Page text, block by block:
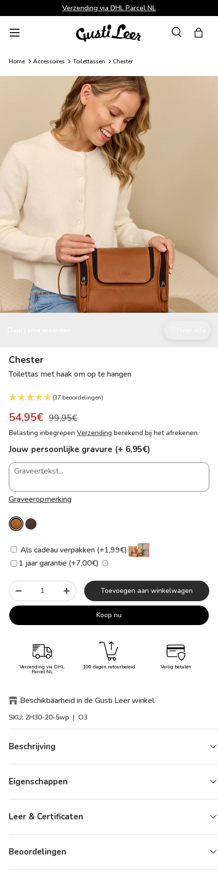
Ga naar inhoud
Verzending via DHL Parcel NL
ZoekenTas
Menu
Home Accessoires Toilettassen Chester
Chester
Toilettas met haak om op te hangen
(37 beoordelingen)
54,95€ 99,95€
Belasting inbegrepen Verzending berekend bij het afrekenen.
Jouw persoonlijke gravure (+ 6,95€)
Graveeropmerking
Als cadeau verpakken (+1,99€)
1 jaar garantie (+7,00€)
Aantal
-
+ Toevoegen aan winkelwagen
Koop nu
Verzending via DHL
Parcel NL
100 dagen retourbeleid Veilig betalen
Beschikbaarheid in de Gusti Leer winkel
SKU: 2H30-20-5wp | O3
Beschrijving
Eigenschappen
Leer & Certificaten
Beoordelingen